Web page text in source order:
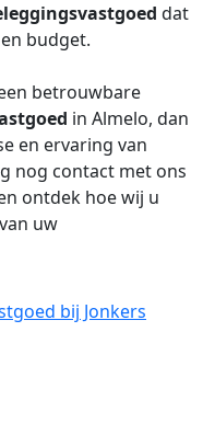
dat
budget.
betrouwbare
in Almelo, dan
en ervaring van
nog contact met ons
ontdek hoe wij u
uw
bij Jonkers